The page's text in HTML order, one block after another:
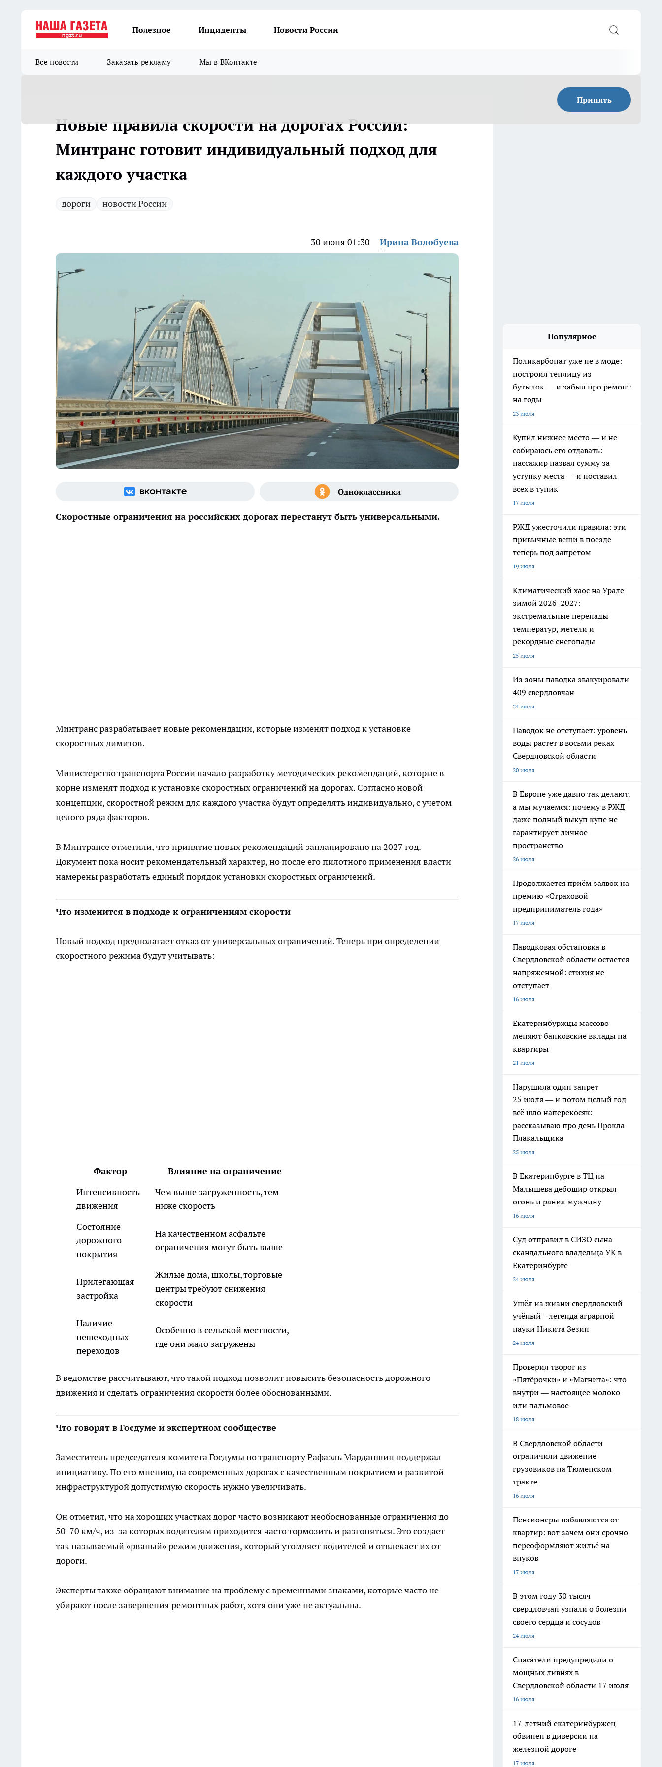
Полезное Инциденты Новости России
Все новости Заказать рекламу Мы в ВКонтакте
Принять
Новые правила скорости на дорогах России:
Минтранс готовит индивидуальный подход для
каждого участка
дороги новости России
30 июня 01:30 Ирина Волобуева
Скоростные ограничения на российских дорогах перестанут быть универсальными.
Минтранс разрабатывает новые рекомендации, которые изменят подход к установке
скоростных лимитов.
Министерство транспорта России начало разработку методических рекомендаций, которые в
корне изменят подход к установке скоростных ограничений на дорогах. Согласно новой
концепции, скоростной режим для каждого участка будут определять индивидуально, с учетом
целого ряда факторов.
В Минтрансе отметили, что принятие новых рекомендаций запланировано на 2027 год.
Документ пока носит рекомендательный характер, но после его пилотного применения власти
намерены разработать единый порядок установки скоростных ограничений.
Что изменится в подходе к ограничениям скорости
Новый подход предполагает отказ от универсальных ограничений. Теперь при определении
скоростного режима будут учитывать:
Фактор
Влияние на ограничение
Интенсивность
движения
Чем выше загруженность, тем
ниже скорость
Состояние
дорожного
покрытия
На качественном асфальте
ограничения могут быть выше
Прилегающая
застройка
Жилые дома, школы, торговые
центры требуют снижения
скорости
Наличие
пешеходных
переходов
Особенно в сельской местности,
где они мало загружены
В ведомстве рассчитывают, что такой подход позволит повысить безопасность дорожного
движения и сделать ограничения скорости более обоснованными.
Что говорят в Госдуме и экспертном сообществе
Заместитель председателя комитета Госдумы по транспорту Рафаэль Марданшин поддержал
инициативу. По его мнению, на современных дорогах с качественным покрытием и развитой
инфраструктурой допустимую скорость нужно увеличивать.
Он отметил, что на хороших участках дорог часто возникают необоснованные ограничения до
50-70 км/ч, из-за которых водителям приходится часто тормозить и разгоняться. Это создает
так называемый «рваный» режим движения, который утомляет водителей и отвлекает их от
дороги.
Эксперты также обращают внимание на проблему с временными знаками, которые часто не
убирают после завершения ремонтных работ, хотя они уже не актуальны.
Популярное
Поликарбонат уже не в моде:
построил теплицу из
бутылок — и забыл про ремонт
на годы
23 июля
Купил нижнее место — и не
собираюсь его отдавать:
пассажир назвал сумму за
уступку места — и поставил
всех в тупик
17 июля
РЖД ужесточили правила: эти
привычные вещи в поезде
теперь под запретом
19 июля
Климатический хаос на Урале
зимой 2026–2027:
экстремальные перепады
температур, метели и
рекордные снегопады
25 июля
Из зоны паводка эвакуировали
409 свердловчан
24 июля
Паводок не отступает: уровень
воды растет в восьми реках
Свердловской области
20 июля
В Европе уже давно так делают,
а мы мучаемся: почему в РЖД
даже полный выкуп купе не
гарантирует личное
пространство
26 июля
Продолжается приём заявок на
премию «Страховой
предприниматель года»
17 июля
Паводковая обстановка в
Свердловской области остается
напряженной: стихия не
отступает
16 июля
Екатеринбуржцы массово
меняют банковские вклады на
квартиры
21 июля
Нарушила один запрет
25 июля — и потом целый год
всё шло наперекосяк:
рассказываю про день Прокла
Плакальщика
25 июля
В Екатеринбурге в ТЦ на
Малышева дебошир открыл
огонь и ранил мужчину
16 июля
Суд отправил в СИЗО сына
скандального владельца УК в
Екатеринбурге
24 июля
Ушёл из жизни свердловский
учёный – легенда аграрной
науки Никита Зезин
24 июля
Проверил творог из
«Пятёрочки» и «Магнита»: что
внутри — настоящее молоко
или пальмовое
18 июля
В Свердловской области
ограничили движение
грузовиков на Тюменском
тракте
16 июля
Пенсионеры избавляются от
квартир: вот зачем они срочно
переоформляют жильё на
внуков
17 июля
В этом году 30 тысяч
свердловчан узнали о болезни
своего сердца и сосудов
24 июля
Спасатели предупредили о
мощных ливнях в
Свердловской области 17 июля
16 июля
17-летний екатеринбуржец
обвинен в диверсии на
железной дороге
17 июля